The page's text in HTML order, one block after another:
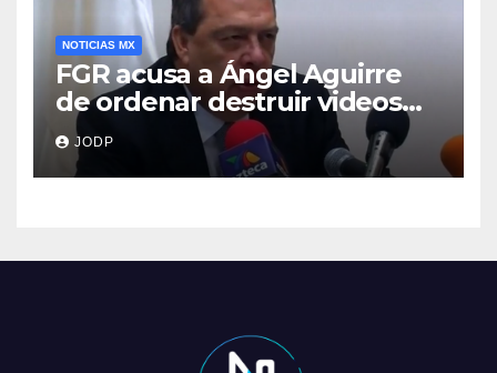
NOTICIAS MX
FGR acusa a Ángel Aguirre
de ordenar destruir videos
clave del caso Ayotzinapa
JODP